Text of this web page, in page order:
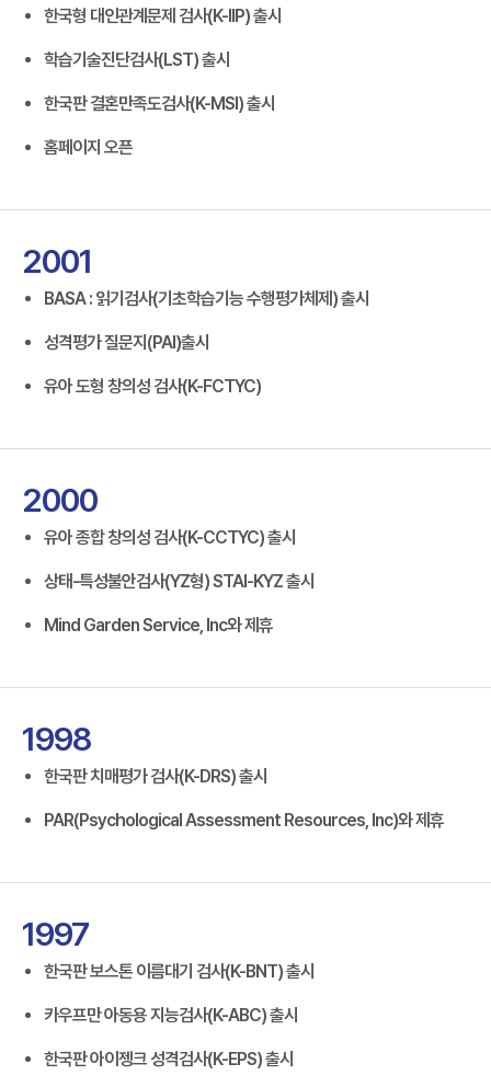
한국형 대인관계문제 검사(K-IIP) 출시
학습기술진단검사(LST) 출시
한국판 결혼만족도검사(K-MSI) 출시
홈페이지 오픈
2001
BASA : 읽기검사(기초학습기능 수행평가체제) 출시
성격평가 질문지(PAI)출시
유아 도형 창의성 검사(K-FCTYC)
2000
유아 종합 창의성 검사(K-CCTYC) 출시
상태-특성불안검사(YZ형) STAI-KYZ 출시
Mind Garden Service, Inc와 제휴
1998
한국판 치매평가 검사(K-DRS) 출시
PAR(Psychological Assessment Resources, Inc)와 제휴
1997
한국판 보스톤 이름대기 검사(K-BNT) 출시
카우프만 아동용 지능검사(K-ABC) 출시
한국판 아이젱크 성격검사(K-EPS) 출시